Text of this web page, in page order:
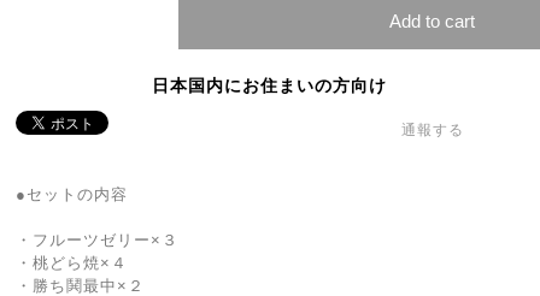
Add to cart
日本国内にお住まいの方向け
通報する
●セットの内容
・フルーツゼリー×３
・桃どら焼×４
・勝ち鬨最中×２